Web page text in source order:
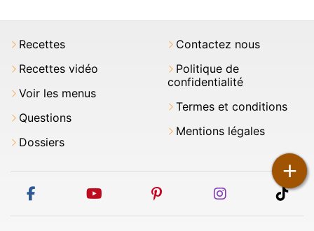
+
Recettes
Recettes vidéo
Voir les menus
Questions
Dossiers
Contactez nous
Politique de
confidentialité
Termes et conditions
Mentions légales
facebook youtube pinterest instagram